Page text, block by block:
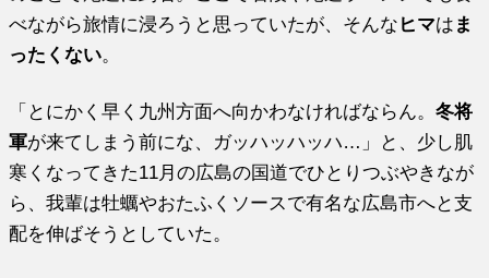
べながら旅情に浸ろうと思っていたが、そんな ヒマは ま
ったくない。
「とにかく早く九州方面へ向かわなければならん。冬将
軍が来てしまう前にな、ガッハッハッハ…」と、少し肌
寒くなってきた11月の広島の国道でひとりつぶやきなが
ら、我輩は牡蠣やおたふくソースで有名な広島市へと支
配を伸ばそうとしていた。